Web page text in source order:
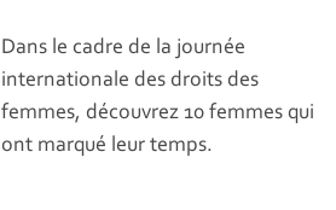
Dans le cadre de la journée
internationale des droits des
femmes, découvrez 10 femmes qui
ont marqué leur temps.